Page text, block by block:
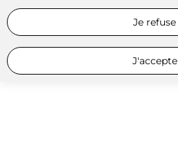
Je refuse
J'accepte